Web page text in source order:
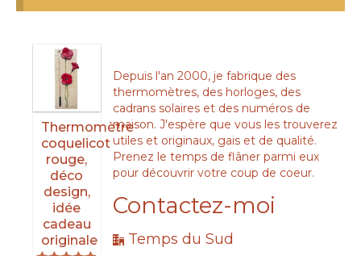
Thermomètre
coquelicot
rouge,
déco
design,
idée
cadeau
originale
Depuis l'an 2000, je fabrique des
thermomètres, des horloges, des
cadrans solaires et des numéros de
maison. J'espère que vous les trouverez
utiles et originaux, gais et de qualité.
Prenez le temps de flâner parmi eux
pour découvrir votre coup de coeur.
Contactez-moi
Temps du Sud